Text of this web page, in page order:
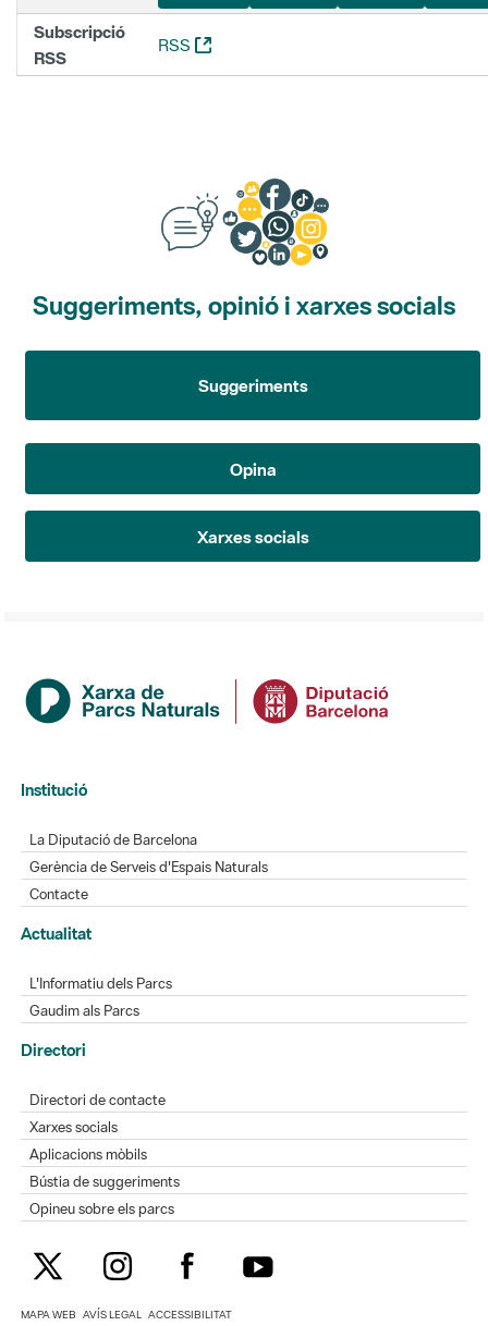
Subscripció
RSS
RSS (Obre una nova finestra)
Suggeriments, opinió i xarxes socials
Suggeriments
Opina
Xarxes socials
Institució
La Diputació de Barcelona
Gerència de Serveis d'Espais Naturals
Contacte
Actualitat
L'Informatiu dels Parcs
Gaudim als Parcs
Directori
Directori de contacte
Xarxes socials
Aplicacions mòbils
Bústia de suggeriments
Opineu sobre els parcs
MAPA WEB AVÍS LEGAL ACCESSIBILITAT